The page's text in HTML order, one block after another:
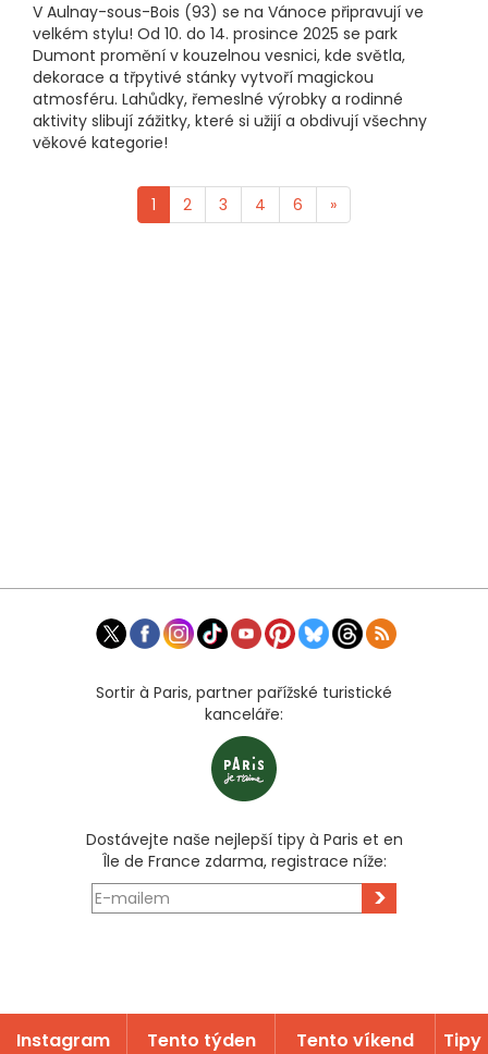
V Aulnay-sous-Bois (93) se na Vánoce připravují ve
velkém stylu! Od 10. do 14. prosince 2025 se park
Dumont promění v kouzelnou vesnici, kde světla,
dekorace a třpytivé stánky vytvoří magickou
atmosféru. Lahůdky, řemeslné výrobky a rodinné
aktivity slibují zážitky, které si užijí a obdivují všechny
věkové kategorie!
1 2 3 4 6 »
Sortir à Paris, partner pařížské turistické
kanceláře:
Dostávejte naše nejlepší tipy à Paris et en
Île de France zdarma, registrace níže:
>
Instagram Tento týden Tento víkend Tipy